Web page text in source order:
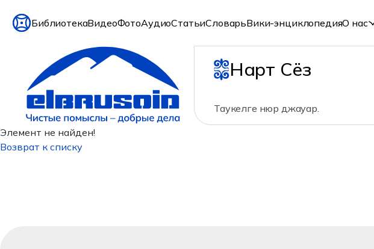
БиблиотекаВидеоФотоАудиоСтатьиСловарьВики-энциклопедияО нас
Нарт Сёз
Таукелге нюр джауар.
Элемент не найден!
Возврат к списку